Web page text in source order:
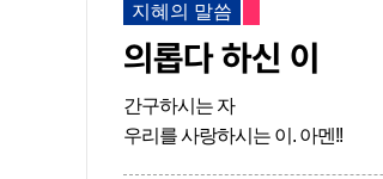
지혜의 말씀
의롭다 하신 이
간구하시는 자
우리를 사랑하시는 이. 아멘!!